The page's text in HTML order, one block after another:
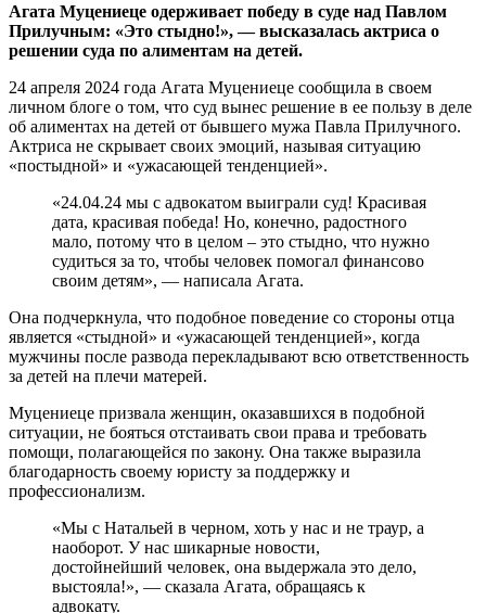
Агата Муцениеце одерживает победу в суде над Павлом
Прилучным: «Это стыдно!», — высказалась актриса о
решении суда по алиментам на детей.
24 апреля 2024 года Агата Муцениеце сообщила в своем
личном блоге о том, что суд вынес решение в ее пользу в деле
об алиментах на детей от бывшего мужа Павла Прилучного.
Актриса не скрывает своих эмоций, называя ситуацию
«постыдной» и «ужасающей тенденцией».
«24.04.24 мы с адвокатом выиграли суд! Красивая
дата, красивая победа! Но, конечно, радостного
мало, потому что в целом – это стыдно, что нужно
судиться за то, чтобы человек помогал финансово
своим детям», — написала Агата.
Она подчеркнула, что подобное поведение со стороны отца
является «стыдной» и «ужасающей тенденцией», когда
мужчины после развода перекладывают всю ответственность
за детей на плечи матерей.
Муцениеце призвала женщин, оказавшихся в подобной
ситуации, не бояться отстаивать свои права и требовать
помощи, полагающейся по закону. Она также выразила
благодарность своему юристу за поддержку и
профессионализм.
«Мы с Натальей в черном, хоть у нас и не траур, а
наоборот. У нас шикарные новости,
достойнейший человек, она выдержала это дело,
выстояла!», — сказала Агата, обращаясь к
адвокату.